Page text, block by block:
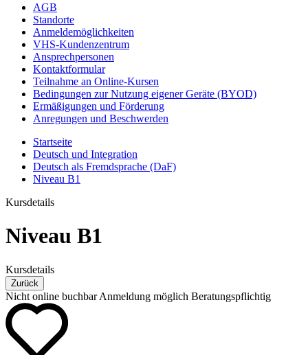
AGB
Standorte
Anmeldemöglichkeiten
VHS-Kundenzentrum
Ansprechpersonen
Kontaktformular
Teilnahme an Online-Kursen
Bedingungen zur Nutzung eigener Geräte (BYOD)
Ermäßigungen und Förderung
Anregungen und Beschwerden
Startseite
Deutsch und Integration
Deutsch als Fremdsprache (DaF)
Niveau B1
Kursdetails
Niveau B1
Kursdetails
Zurück
Nicht online buchbar Anmeldung möglich Beratungspflichtig